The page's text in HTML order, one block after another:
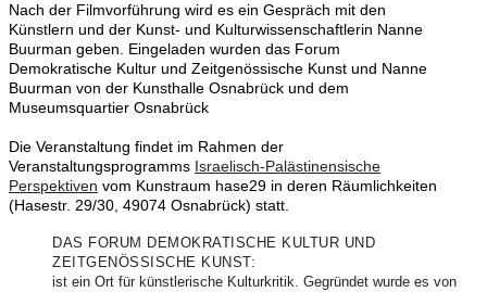
Nach der Filmvorführung wird es ein Gespräch mit den
Künstlern und der Kunst- und Kulturwissenschaftlerin Nanne
Buurman geben. Eingeladen wurden das Forum
Demokratische Kultur und Zeitgenössische Kunst und Nanne
Buurman von der Kunsthalle Osnabrück und dem
Museumsquartier Osnabrück
Die Veranstaltung findet im Rahmen der
Veranstaltungsprogramms Israelisch-Palästinensische
Perspektiven vom Kunstraum hase29 in deren Räumlichkeiten
(Hasestr. 29/30, 49074 Osnabrück) statt.
DAS FORUM DEMOKRATISCHE KULTUR UND
ZEITGENÖSSISCHE KUNST:
ist ein Ort für künstlerische Kulturkritik. Gegründet wurde es von